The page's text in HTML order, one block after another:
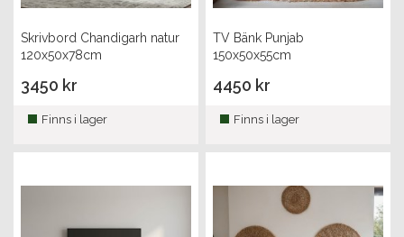
Skrivbord Chandigarh natur
120x50x78cm
3450 kr
Finns i lager
TV Bänk Punjab
150x50x55cm
4450 kr
Finns i lager